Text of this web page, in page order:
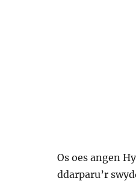
Os oes angen
ddarparu’r